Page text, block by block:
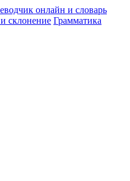
и склонение Грамматика